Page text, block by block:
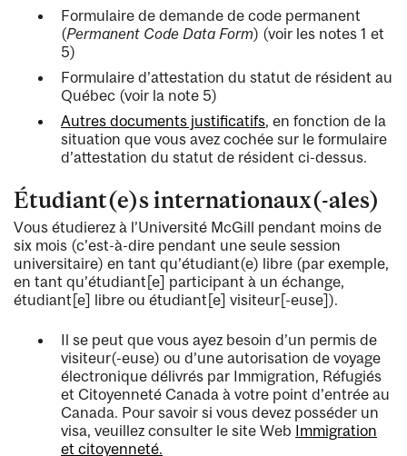
Formulaire de demande de code permanent
(Permanent Code Data Form) (voir les notes 1 et
5)
Formulaire d’attestation du statut de résident au
Québec (voir la note 5)
Autres documents justificatifs, en fonction de la
situation que vous avez cochée sur le formulaire
d’attestation du statut de résident ci-dessus.
Étudiant(e)s internationaux(-ales)
Vous étudierez à l’Université McGill pendant moins de
six mois (c’est-à-dire pendant une seule session
universitaire) en tant qu’étudiant(e) libre (par exemple,
en tant qu’étudiant[e] participant à un échange,
étudiant[e] libre ou étudiant[e] visiteur[-euse]).
Il se peut que vous ayez besoin d’un permis de
visiteur(-euse) ou d’une autorisation de voyage
électronique délivrés par Immigration, Réfugiés
et Citoyenneté Canada à votre point d’entrée au
Canada. Pour savoir si vous devez posséder un
visa, veuillez consulter le site Web Immigration
et citoyenneté.